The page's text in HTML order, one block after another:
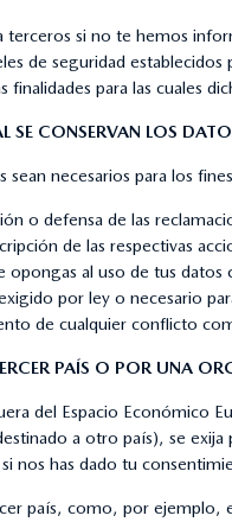
si no te hemos
de seguridad
para las cuales
SE CONSERVAN LOS
necesarios para los
o defensa de las
de las respectivas
opongas al uso de tus datos
por ley o necesario
de cualquier conflicto
PAÍS O POR UNA
del Espacio Económico
a otro país), se
nos has dado tu
país, como, por